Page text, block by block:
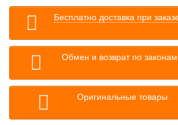
Бесплатно доставка при
Обмен и возврат по
Оригинальные товары